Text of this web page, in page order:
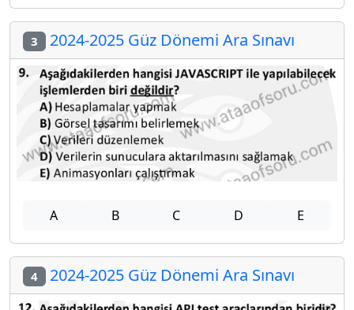
3 2024-2025 Güz Dönemi Ara Sınavı
A B C D E
4 2024-2025 Güz Dönemi Ara Sınavı